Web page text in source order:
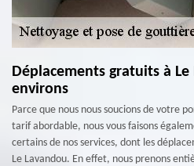
Déplacements gratuits à Le
environs
Parce que nous nous soucions de votre
tarif abordable, nous vous faisons
certains de nos services, dont les
Le Lavandou. En effet, nous prenons